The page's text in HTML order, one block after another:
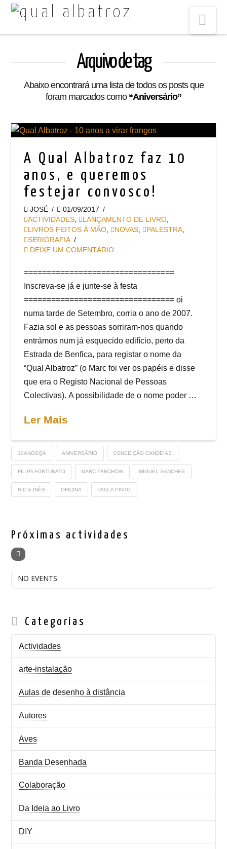
Arquivo de tag
Abaixo encontrará uma lista de todos os posts que
foram marcados como “Aniversário”
A Qual Albatroz faz 10
anos, e queremos
festejar convosco!
JOSÉ
01/09/2017
ACTIVIDADES
LANÇAMENTO DE LIVRO
LIVROS FEITOS À MÃO
NOVAS PALESTRA
SERIGRAFIA
DEIXE UM COMENTÁRIO
=================================
Inscreva-se já e junte-se à festa
================================= oi
numa tarde de Setembro, corria o ano de 2007.
Fazia sol e as pessoas sorriram-nos quando
entrámos num já esquecido edifício, perto da
Estrada de Benfica, para registar o nome da
“Qual Albatroz” (o Marc foi ver os papéis e disse
que era o Registo Nacional de Pessoas
Colectivas). A possibilidade de o nome poder …
Ler Mais
10ANOSQA ANIVERSÁRIO CONCEIÇÃO CANDEIAS
FILIPA FORTUNATO MARC PARCHOW MIGUEL SANCHES
NIC & INÊS OFICINA PAULA PINTO
Próximas actividades
NO EVENTS
Categorias
Actividades
arte-instalação
Aulas de desenho à distância
Autores
Aves
Banda Desenhada
Colaboração
Da Ideia ao Livro
DIY